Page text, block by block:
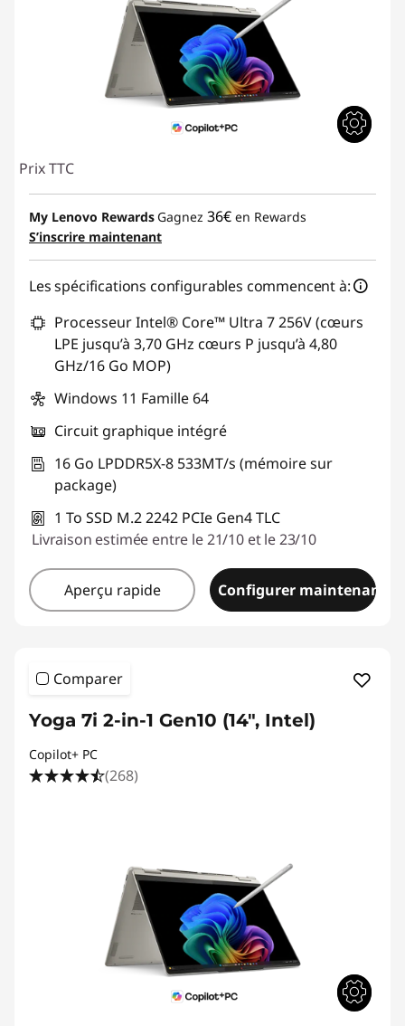
Prix TTC
My Lenovo Rewards Gagnez 36€ en Rewards
S’inscrire maintenant
Les spécifications configurables commencent à:
Processeur Intel® Core™ Ultra 7 256V (cœurs
LPE jusqu’à 3,70 GHz cœurs P jusqu’à 4,80
GHz/16 Go MOP)
Windows 11 Famille 64
Circuit graphique intégré
16 Go LPDDR5X-8 533MT/s (mémoire sur
package)
1 To SSD M.2 2242 PCIe Gen4 TLC
Livraison estimée entre le 21/10 et le 23/10
Aperçu rapide Configurer maintenant
Comparer
Yoga 7i 2-in-1 Gen10 (14", Intel)
Copilot+ PC
(268)